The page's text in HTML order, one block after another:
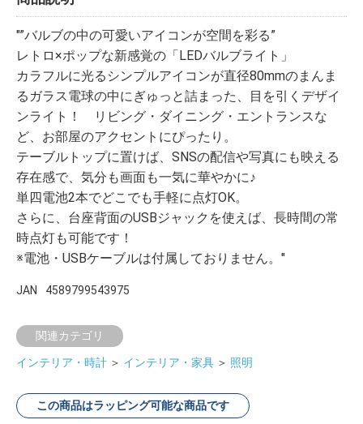
"”バルブの中の可愛いアイコンが空間を彩る”
レトロ×ポップな新感覚の「LEDバルブライト」
カラフルに光るシンプルアイコンが直径80mmのまんま
るガラス電球の中にぎゅっと詰まった、目を引くデザイ
ンライト！ リビング・ダイニング・エントランスな
ど、お部屋のアクセントにぴったり。
テーブルトップに置けば、SNSの配信や写真にも映える
存在感で、気分も画面も一気に華やかに♪
単四電池2本でどこでも手軽に点灯OK。
さらに、台座背面のUSBジャックを使えば、長時間の常
時点灯も可能です！
※電池・USBケーブルは付属しておりません。"
JAN 4589799543975
関連カテゴリ
インテリア・時計 ＞ インテリア・家具 ＞ 照明
この商品はラッピング可能な商品です